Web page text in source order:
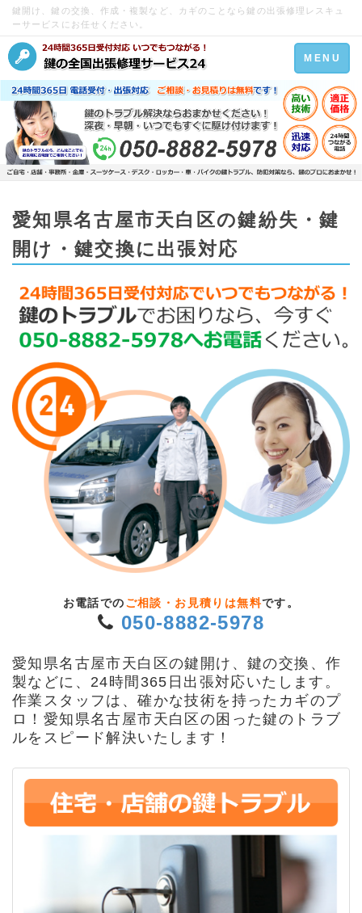
鍵開け、鍵の交換、作成・複製など、カギのことなら鍵の出張修理レスキュ
ーサービスにお任せください。
Toggle
navigation
MENU
愛知県名古屋市天白区の鍵紛失・鍵
開け・鍵交換に出張対応
お電話での ご相談・お見積りは無料です。
050-8882-5978
愛知県名古屋市天白区の鍵開け、鍵の交換、作
製などに、24時間365日出張対応いたします。
作業スタッフは、確かな技術を持ったカギのプ
ロ！愛知県名古屋市天白区の困った鍵のトラブ
ルをスピード解決いたします！